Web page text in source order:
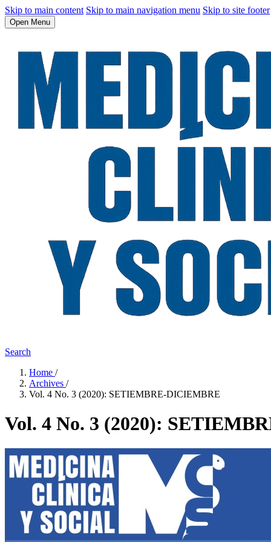
Skip to main content Skip to main navigation menu Skip to site footer
Open Menu
Search
Home /
Archives /
Vol. 4 No. 3 (2020): SETIEMBRE-DICIEMBRE
Vol. 4 No. 3 (2020):